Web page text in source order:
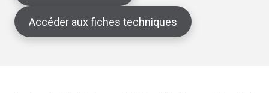
Accéder aux fiches techniques